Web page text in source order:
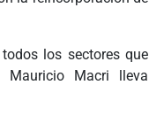
los sectores que
Macri lleva